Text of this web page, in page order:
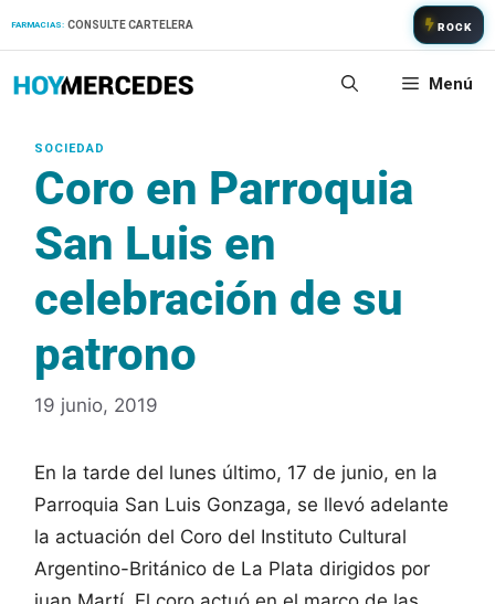
FARMACIAS: CONSULTE CARTELERA ROCK
Menú
Coro en Parroquia
San Luis en
celebración de su
patrono
19 junio, 2019
En la tarde del lunes último, 17 de junio, en la
Parroquia San Luis Gonzaga, se llevó adelante
la actuación del Coro del Instituto Cultural
Argentino-Británico de La Plata dirigidos por